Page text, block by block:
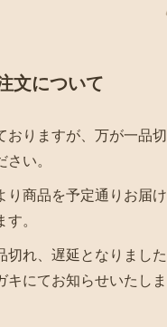
文について
おりますが、万が一品切
い。
り商品を予定通りお届け
。
切れ、遅延となりました
キにてお知らせいたしま